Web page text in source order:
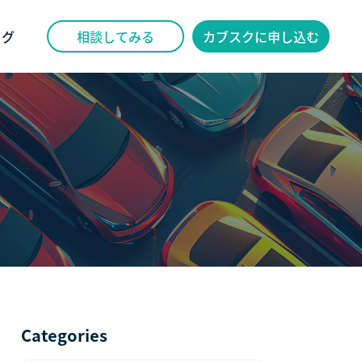
相談してみる カブスクに申し込む
Categories